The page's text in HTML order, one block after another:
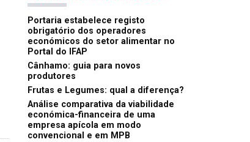
Portaria estabelece registo
obrigatório dos operadores
económicos do setor alimentar no
Portal do IFAP
Cânhamo: guia para novos
produtores
Frutas e Legumes: qual a diferença?
Análise comparativa da viabilidade
económica-financeira de uma
empresa apícola em modo
convencional e em MPB